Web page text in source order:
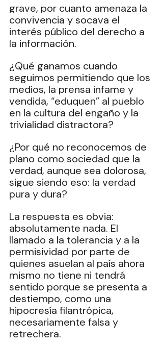
grave, por cuanto amenaza la
convivencia y socava el
interés público del derecho a
la información.
¿Qué ganamos cuando
seguimos permitiendo que los
medios, la prensa infame y
vendida, “eduquen” al pueblo
en la cultura del engaño y la
trivialidad distractora?
¿Por qué no reconocemos de
plano como sociedad que la
verdad, aunque sea dolorosa,
sigue siendo eso: la verdad
pura y dura?
La respuesta es obvia:
absolutamente nada. El
llamado a la tolerancia y a la
permisividad por parte de
quienes asuelan al país ahora
mismo no tiene ni tendrá
sentido porque se presenta a
destiempo, como una
hipocresía filantrópica,
necesariamente falsa y
retrechera.